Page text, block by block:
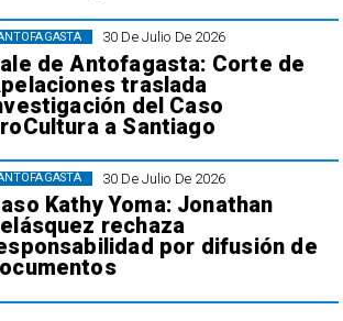
30 De Julio De 2026
de Antofagasta: Corte de
traslada
del Caso
a Santiago
30 De Julio De 2026
Kathy Yoma: Jonathan
rechaza
por difusión de